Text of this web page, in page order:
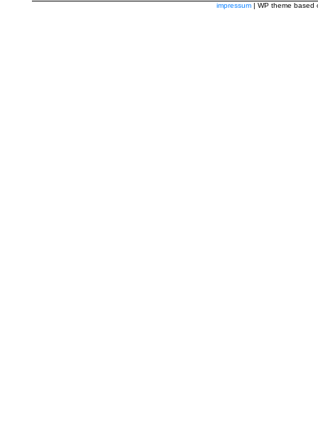
impressum | WP theme based